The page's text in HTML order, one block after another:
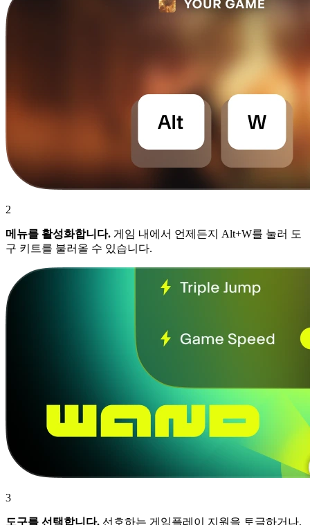
2
메뉴를 활성화합니다. 게임 내에서 언제든지 Alt+W를 눌러 도
구 키트를 불러올 수 있습니다.
3
도구를 선택합니다. 선호하는 게임플레이 지원을 토글하거나,